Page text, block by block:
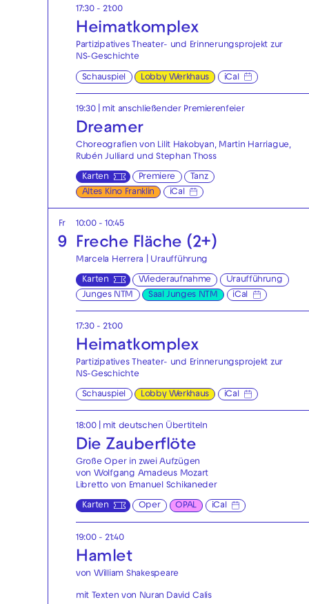
17:30 - 21:00
Heimatkomplex
Partizipatives Theater- und Erinnerungsprojekt zur
NS-Geschichte
Schauspiel Lobby Werkhaus iCal
19:30 | mit anschließender Premierenfeier
Dreamer
Choreografien von Lilit Hakobyan, Martin Harriague,
Rubén Julliard und Stephan Thoss
Karten Premiere
Tanz
Altes Kino Franklin
iCal
Fr
9
10:00 - 10:45
Freche Fläche (2+)
Marcela Herrera | Uraufführung
Karten Wiederaufnahme
Uraufführung
Junges NTM
Saal Junges NTM iCal
17:30 - 21:00
Heimatkomplex
Partizipatives Theater- und Erinnerungsprojekt zur
NS-Geschichte
Schauspiel Lobby Werkhaus iCal
18:00| mit deutschen Übertiteln
Die Zauberflöte
Große Oper in zwei Aufzügen
von Wolfgang Amadeus Mozart
Libretto von Emanuel Schikaneder
Karten Oper OPAL iCal
19:00 - 21:40
Hamlet
von William Shakespeare
mit Texten von Nuran David Calis